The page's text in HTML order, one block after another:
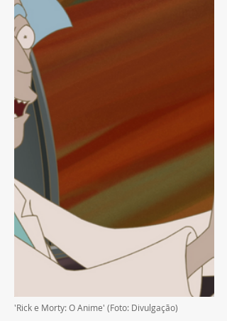
'Rick e Morty: O Anime' (Foto: Divulgação)